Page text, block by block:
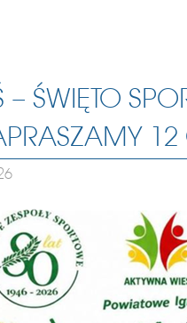
ŚWIĘTO